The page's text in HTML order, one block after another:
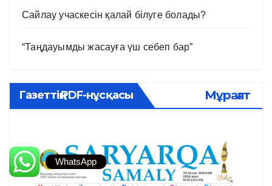
Сайлау учаскесін қалай білуге болады?
“Таңдауымды жасауға үш себеп бар”
Газеттің PDF-нұсқасы Мұрағат
WhatsApp